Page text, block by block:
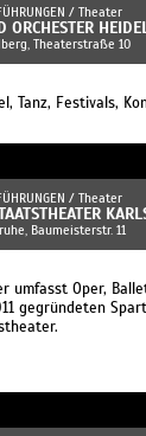
/ Theater
ORCHESTER
Theaterstraße 10
Tanz, Festivals,
/ Theater
Baumeisterstr. 11
umfasst Oper,
gegründeten